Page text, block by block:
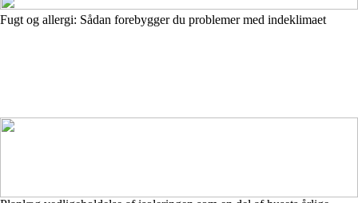
Fugt og allergi: Sådan forebygger du problemer med indeklimaet